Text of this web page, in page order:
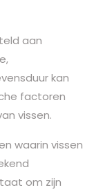
aan
kan
factoren
vissen.
waarin vissen
om zijn